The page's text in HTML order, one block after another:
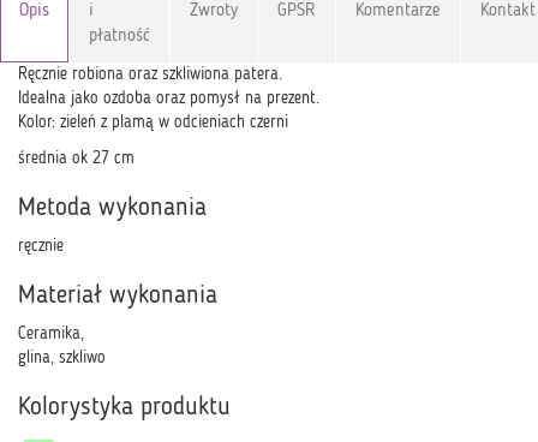
Opis
i
płatność
Zwroty GPSR Komentarze Kontakt
Ręcznie robiona oraz szkliwiona patera.
Idealna jako ozdoba oraz pomysł na prezent.
Kolor: zieleń z plamą w odcieniach czerni
średnia ok 27 cm
Metoda wykonania
ręcznie
Materiał wykonania
Ceramika,
glina, szkliwo
Kolorystyka produktu